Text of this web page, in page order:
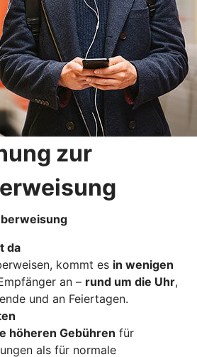
zur
da
kommt es in wenigen
an – rund um die Uhr,
und an Feiertagen.
höheren Gebühren für
als für normale